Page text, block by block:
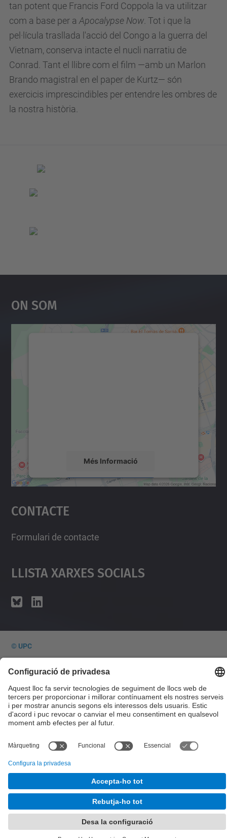
tan potent que Francis Ford Coppola la va utilitzar
com a base per a Apocalypse Now . Tot i que la
pel·lícula trasllada l'acció del Congo a la guerra del
Vietnam, conserva intacte el nucli narratiu de
Conrad. Tant el llibre com el film —amb un Marlon
Brando magistral en el paper de Kurtz— són
exercicis imprescindibles per entendre les ombres de
la nostra història.
On Som
Més Informació
Accepta
powered by
Contacte
Formulari de contacte
Llista Xarxes Socials
© UPC
Desenvolupat amb
Mapa del lloc
Accessibilitat
Avís legal
Configuració de privadesa